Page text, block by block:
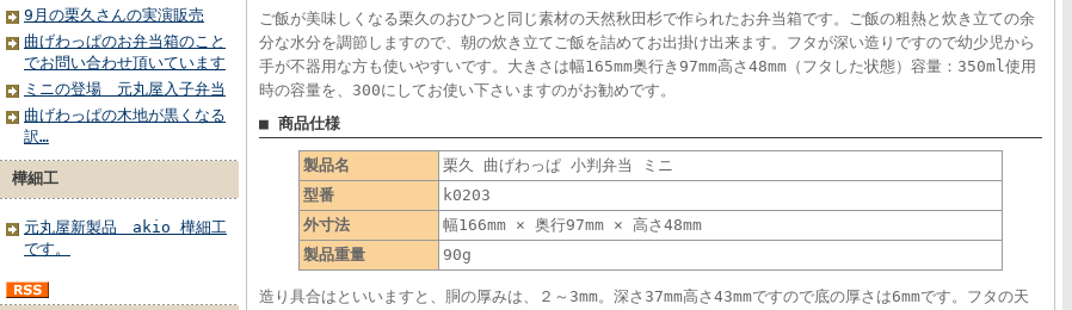
9月の栗久さんの実演販売
曲げわっぱのお弁当箱のこと
でお問い合わせ頂いています
ミニの登場 元丸屋入子弁当
曲げわっぱの木地が黒くなる
訳…
樺細工
元丸屋新製品 akio 樺細工
です。
ご飯が美味しくなる栗久のおひつと同じ素材の天然秋田杉で作られたお弁当箱です。ご飯の粗熱と炊き立ての余
分な水分を調節しますので、朝の炊き立てご飯を詰めてお出掛け出来ます。フタが深い造りですので幼少児から
手が不器用な方も使いやすいです。大きさは幅165mm奥行き97mm高さ48mm（フタした状態）容量：350ml使用
時の容量を、300にしてお使い下さいますのがお勧めです。
■ 商品仕様
製品名
栗久 曲げわっぱ 小判弁当 ミニ
型番
k0203
外寸法
幅166mm × 奥行97mm × 高さ48mm
製品重量
90g
造り具合はといいますと、胴の厚みは、２～3mm。深さ37mm高さ43mmですので底の厚さは6mmです。フタの天